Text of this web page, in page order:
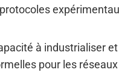
à industrialiser et
pour les